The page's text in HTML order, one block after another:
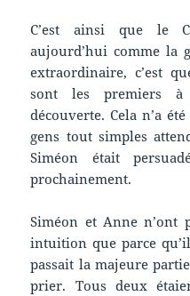
C’est ainsi que le
aujourd’hui comme la
extraordinaire, c’est
sont les premiers à
découverte. Cela n’a
gens tout simples
Siméon était
prochainement.
Siméon et Anne n’ont
intuition que parce
passait la majeure
prier. Tous deux